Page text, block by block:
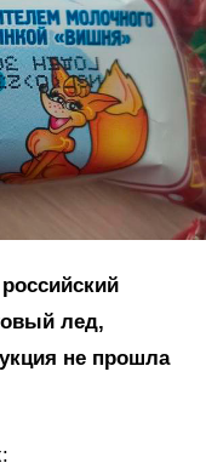
лед,
не прошла